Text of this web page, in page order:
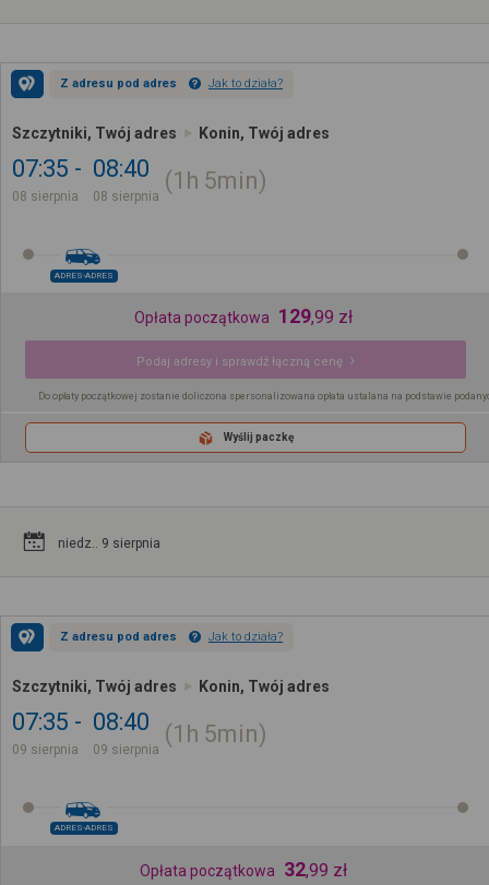
Z adresu pod adres Jak to działa?
Szczytniki, Twój adres Konin, Twój adres
07:35
08 sierpnia
08:40
08 sierpnia
1h 5min
ADRES-ADRES
Opłata początkowa 129,99 zł
Podaj adresy i sprawdź łączną cenę
Do opłaty początkowej zostanie doliczona spersonalizowana opłata ustalana na podstawie
Wyślij paczkę
niedz.. 9 sierpnia
Z adresu pod adres Jak to działa?
Szczytniki, Twój adres Konin, Twój adres
07:35
09 sierpnia
08:40
09 sierpnia
1h 5min
ADRES-ADRES
Opłata początkowa 32,99 zł